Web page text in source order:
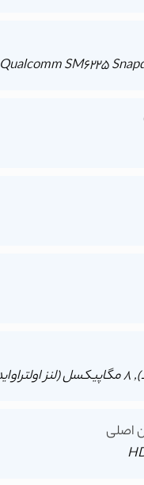
Qualcomm SM6225
اصلی